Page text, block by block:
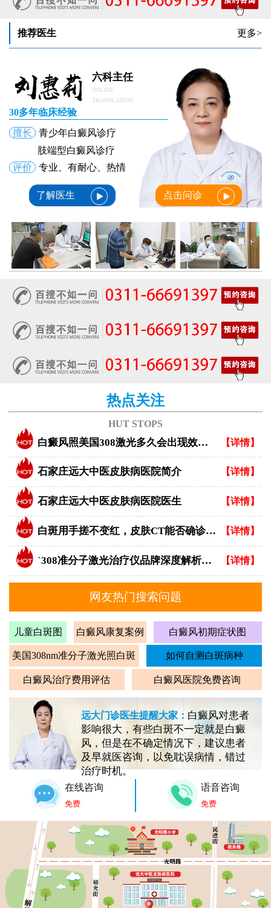
女性白癜风治疗：中药熏蒸改善微循环的作用
推荐医生 更多>
六科主任
ONLINE
TRANSLATION
30多年临床经验
擅长
青少年白癜风诊疗
肢端型白癜风诊疗
评价
专业、有耐心、热情
了解医生 点击问诊
热点关注
HUT STOPS
白癜风照美国308激光多久会出现效果？ 【详情】
石家庄远大中医皮肤病医院简介 【详情】
石家庄远大中医皮肤病医院医生 【详情】
白斑用手搓不变红，皮肤CT能否确诊白癜风？ 【详情】
`308准分子激光治疗仪品牌深度解析：专业视角下的优选指南` 【详情】
网友热门搜索问题
儿童白斑图 白癜风康复案例 白癜风初期症状图
美国308nm准分子激光照白斑 如何自测白斑病种
白癜风治疗费用评估 白癜风医院免费咨询
远大门诊医生提醒大家： 白癜风对患者
影响很大，有些白斑不一定就是白癜
风，但是在不确定情况下，建议患者
及早就医咨询，以免耽误病情，错过
治疗时机。
在线咨询
免费
语音咨询
免费